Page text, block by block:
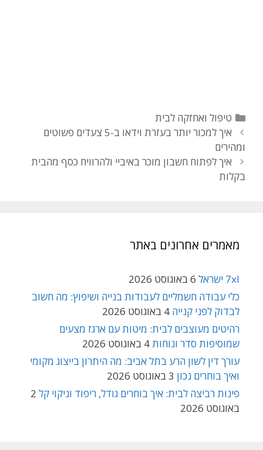
קטגוריות
טיפול ואחזקה לבית
ניווט
פוסטים
איך למכור יותר בעזרת וידאו ב-5 צעדים פשוטים
ומהירים
איך לפתוח חשבון מוכר באיביי ולהרוויח כסף מהבית
בקלות
מאמרים אחרונים באתר
7xl ישראל
6 באוגוסט 2026
כלי עבודה חשמליים לעבודות בנייה ושיפוץ: מה חשוב
לבדוק לפני קנייה 4 באוגוסט 2026
רהיטים מעוצבים לבית: מיטות עם ארגז מצעים
שמוסיפות סדר ונוחות4 באוגוסט 2026
עורך דין לשון הרע בתל אביב: מה היתרון בייצוג מקומי
ואיך בוחרים נכון 3 באוגוסט 2026
פינות רביצה לבית: איך בוחרים גודל, ריפוד וניקוי קל 2
באוגוסט 2026